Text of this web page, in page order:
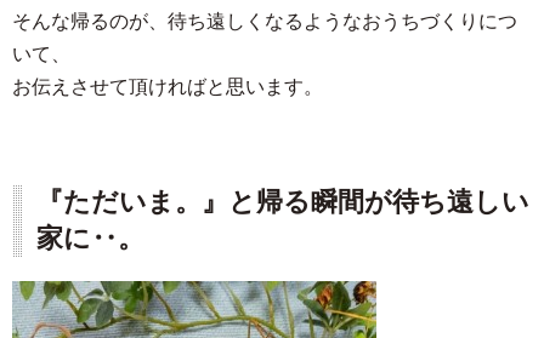
そんな帰るのが、待ち遠しくなるようなおうちづくりにつ
いて、
お伝えさせて頂ければと思います。
『ただいま。』と帰る瞬間が待ち遠しい
家に‥。